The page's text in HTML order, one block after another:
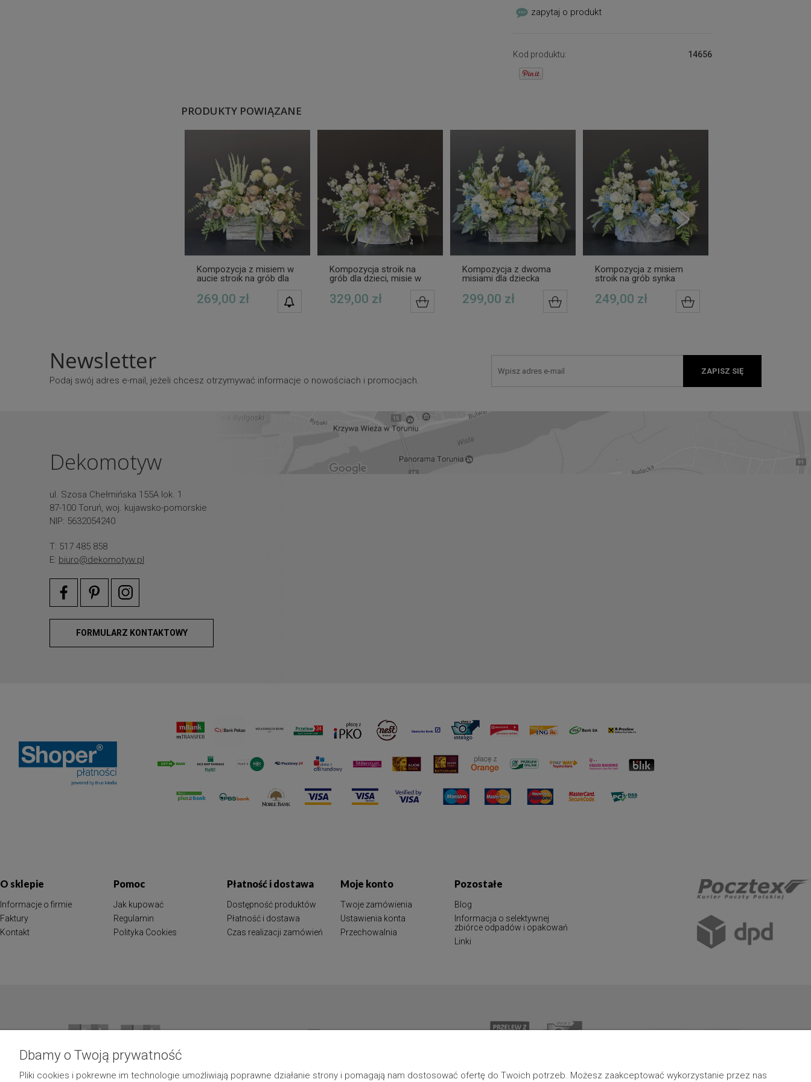
zapytaj o produkt
Kod produktu: 14656
PRODUKTY POWIĄZANE
Kompozycja z misiem w
aucie stroik na grób dla
269,00 zł
POWIADOM O
DOSTĘPNOŚCI
Kompozycja stroik na
grób dla dzieci, misie w
329,00 zł DO KOSZYKA
Kompozycja z dwoma
misiami dla dziecka
299,00 zł DO KOSZYKA
Kompozycja z misiem
stroik na grób synka
249,00 zł
Newsletter
Podaj swój adres e-mail, jeżeli chcesz otrzymywać informacje o nowościach i promocjach.
ZAPISZ SIĘ
Dekomotyw
ul. Szosa Chełmińska 155A lok. 1
87-100 Toruń, woj. kujawsko-pomorskie
NIP: 5632054240
T: 517 485 858
E: biuro@dekomotyw.pl
FORMULARZ KONTAKTOWY
O sklepie
Informacje o firmie
Faktury
Kontakt
Pomoc
Jak kupować
Regulamin
Polityka Cookies
Płatność i dostawa
Dostępność produktów
Płatność i dostawa
Czas realizacji zamówień
Moje konto
Twoje zamówienia
Ustawienia konta
Przechowalnia
Pozostałe
Blog
Informacja o selektywnej
zbiórce odpadów i opakowań
Linki
Dbamy o Twoją prywatność
Pliki cookies i pokrewne im technologie umożliwiają poprawne działanie strony i pomagają nam dostosować ofertę do Twoich potrzeb. Możesz zaakceptować wykorzystanie przez nas